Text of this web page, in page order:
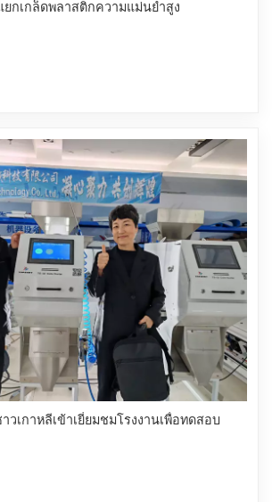
กเกล็ดพลาสติกความแม่นยำสูง
เกาหลีเข้าเยี่ยมชมโรงงานเพื่อทดสอบ